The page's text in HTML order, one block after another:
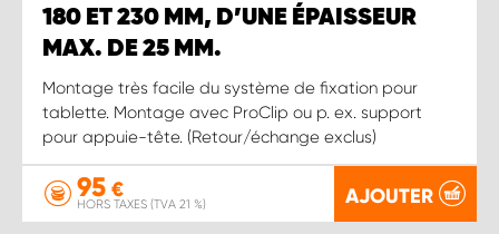
180 ET 230 MM, D’UNE ÉPAISSEUR
MAX. DE 25 MM.
Montage très facile du système de fixation pour
tablette. Montage avec ProClip ou p. ex. support
pour appuie-tête. (Retour/échange exclus)
95 €
HORS TAXES (TVA 21 %) AJOUTER